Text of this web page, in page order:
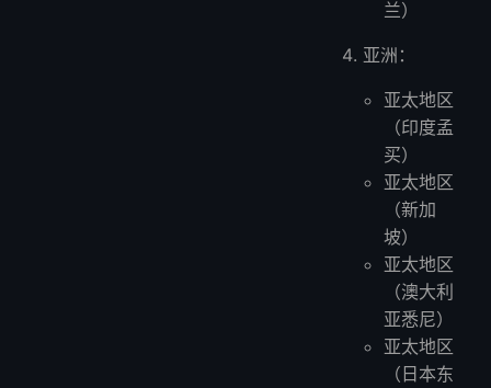
兰）
亚洲：
亚太地区
（印度孟
买）
亚太地区
（新加
坡）
亚太地区
（澳大利
亚悉尼）
亚太地区
（日本东